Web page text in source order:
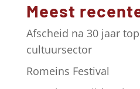
t
i
v
e
Meest
Afscheid na 30 jaar
cultuursector
Romeins Festival